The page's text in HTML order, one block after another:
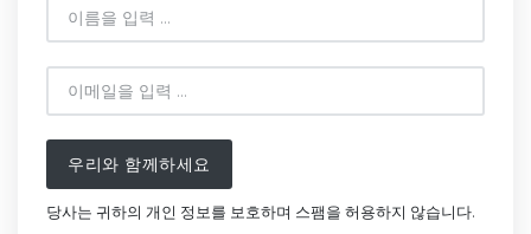
우리와 함께하세요
당사는 귀하의 개인 정보를 보호하며 스팸을 허용하지 않습니다.